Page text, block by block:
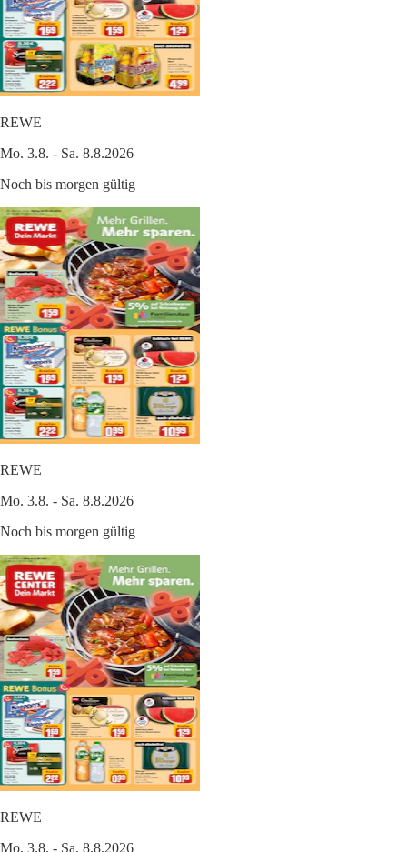
REWE
Mo. 3.8. - Sa. 8.8.2026
Noch bis morgen gültig
REWE
Mo. 3.8. - Sa. 8.8.2026
Noch bis morgen gültig
REWE
Mo. 3.8. - Sa. 8.8.2026